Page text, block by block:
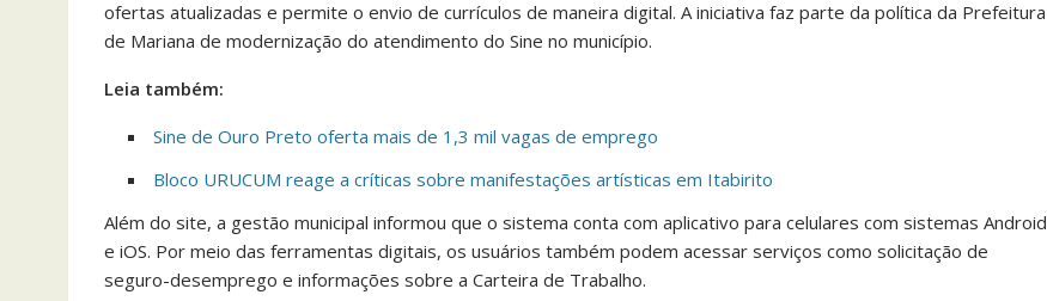
ofertas atualizadas e permite o envio de currículos de maneira digital. A iniciativa faz parte da política da Prefeitura
de Mariana de modernização do atendimento do Sine no município.
Leia também:
Sine de Ouro Preto oferta mais de 1,3 mil vagas de emprego
Bloco URUCUM reage a críticas sobre manifestações artísticas em Itabirito
Além do site, a gestão municipal informou que o sistema conta com aplicativo para celulares com sistemas Android
e iOS. Por meio das ferramentas digitais, os usuários também podem acessar serviços como solicitação de
seguro-desemprego e informações sobre a Carteira de Trabalho.